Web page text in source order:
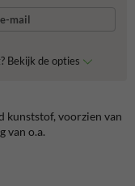
mail
Bekijk de opties
kunststof, voorzien van
van o.a.